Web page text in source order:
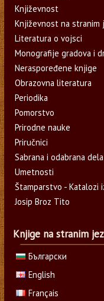
Književnost
Književnost na stranim
Literatura o vojsci
Monografije gradova i
Neraspoređene knjige
Obrazovna literatura
Periodika
Pomorstvo
Prirodne nauke
Priručnici
Sabrana i odabrana dela
Umetnosti
Štamparstvo - Katalozi
Josip Broz Tito
Knjige na stranim
Български
English
Français